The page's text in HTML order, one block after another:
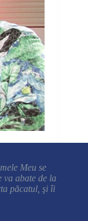
Meu se
va abate de la
păcatul, şi îi